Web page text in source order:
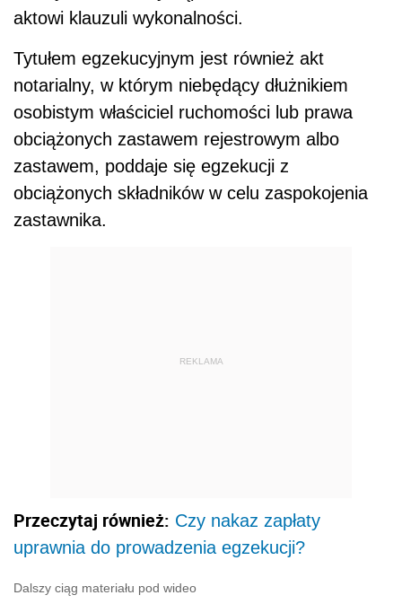
aktowi klauzuli wykonalności.
Tytułem egzekucyjnym jest również akt
notarialny, w którym niebędący dłużnikiem
osobistym właściciel ruchomości lub prawa
obciążonych zastawem rejestrowym albo
zastawem, poddaje się egzekucji z
obciążonych składników w celu zaspokojenia
zastawnika.
REKLAMA
Przeczytaj również: Czy nakaz zapłaty
uprawnia do prowadzenia egzekucji?
Dalszy ciąg materiału pod wideo